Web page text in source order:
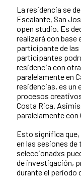
La residencia se
Escalante, San
open studio. Es
realizará con base
participante de las
participantes
residencia con
paralelamente en
residencias, es un
procesos
Costa Rica.
paralelamente con
Esto significa
en las sesiones
seleccionadxs
de investigación,
durante el periodo